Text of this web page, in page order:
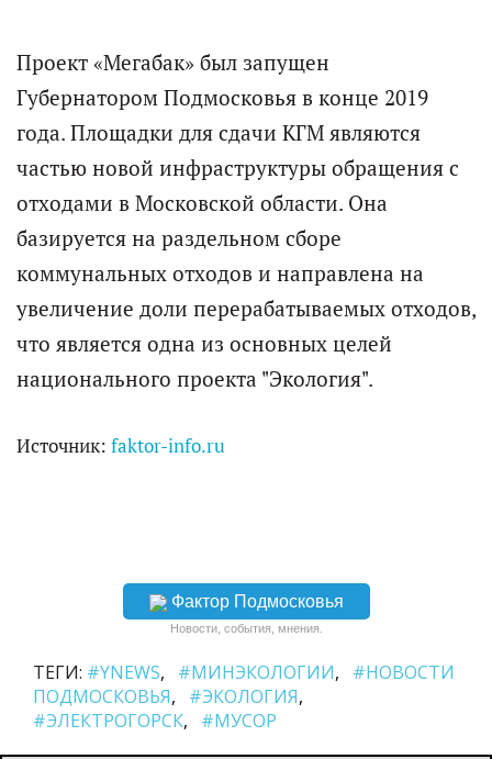
Проект «Мегабак» был запущен
Губернатором Подмосковья в конце 2019
года. Площадки для сдачи КГМ являются
частью новой инфраструктуры обращения с
отходами в Московской области. Она
базируется на раздельном сборе
коммунальных отходов и направлена на
увеличение доли перерабатываемых отходов,
что является одна из основных целей
национального проекта "Экология".
Источник: faktor-info.ru
Фактор Подмосковья
Новости, события, мнения.
ТЕГИ: #YNEWS #МИНЭКОЛОГИИ
#НОВОСТИ
ПОДМОСКОВЬЯ
#ЭКОЛОГИЯ
#ЭЛЕКТРОГОРСК
#МУСОР